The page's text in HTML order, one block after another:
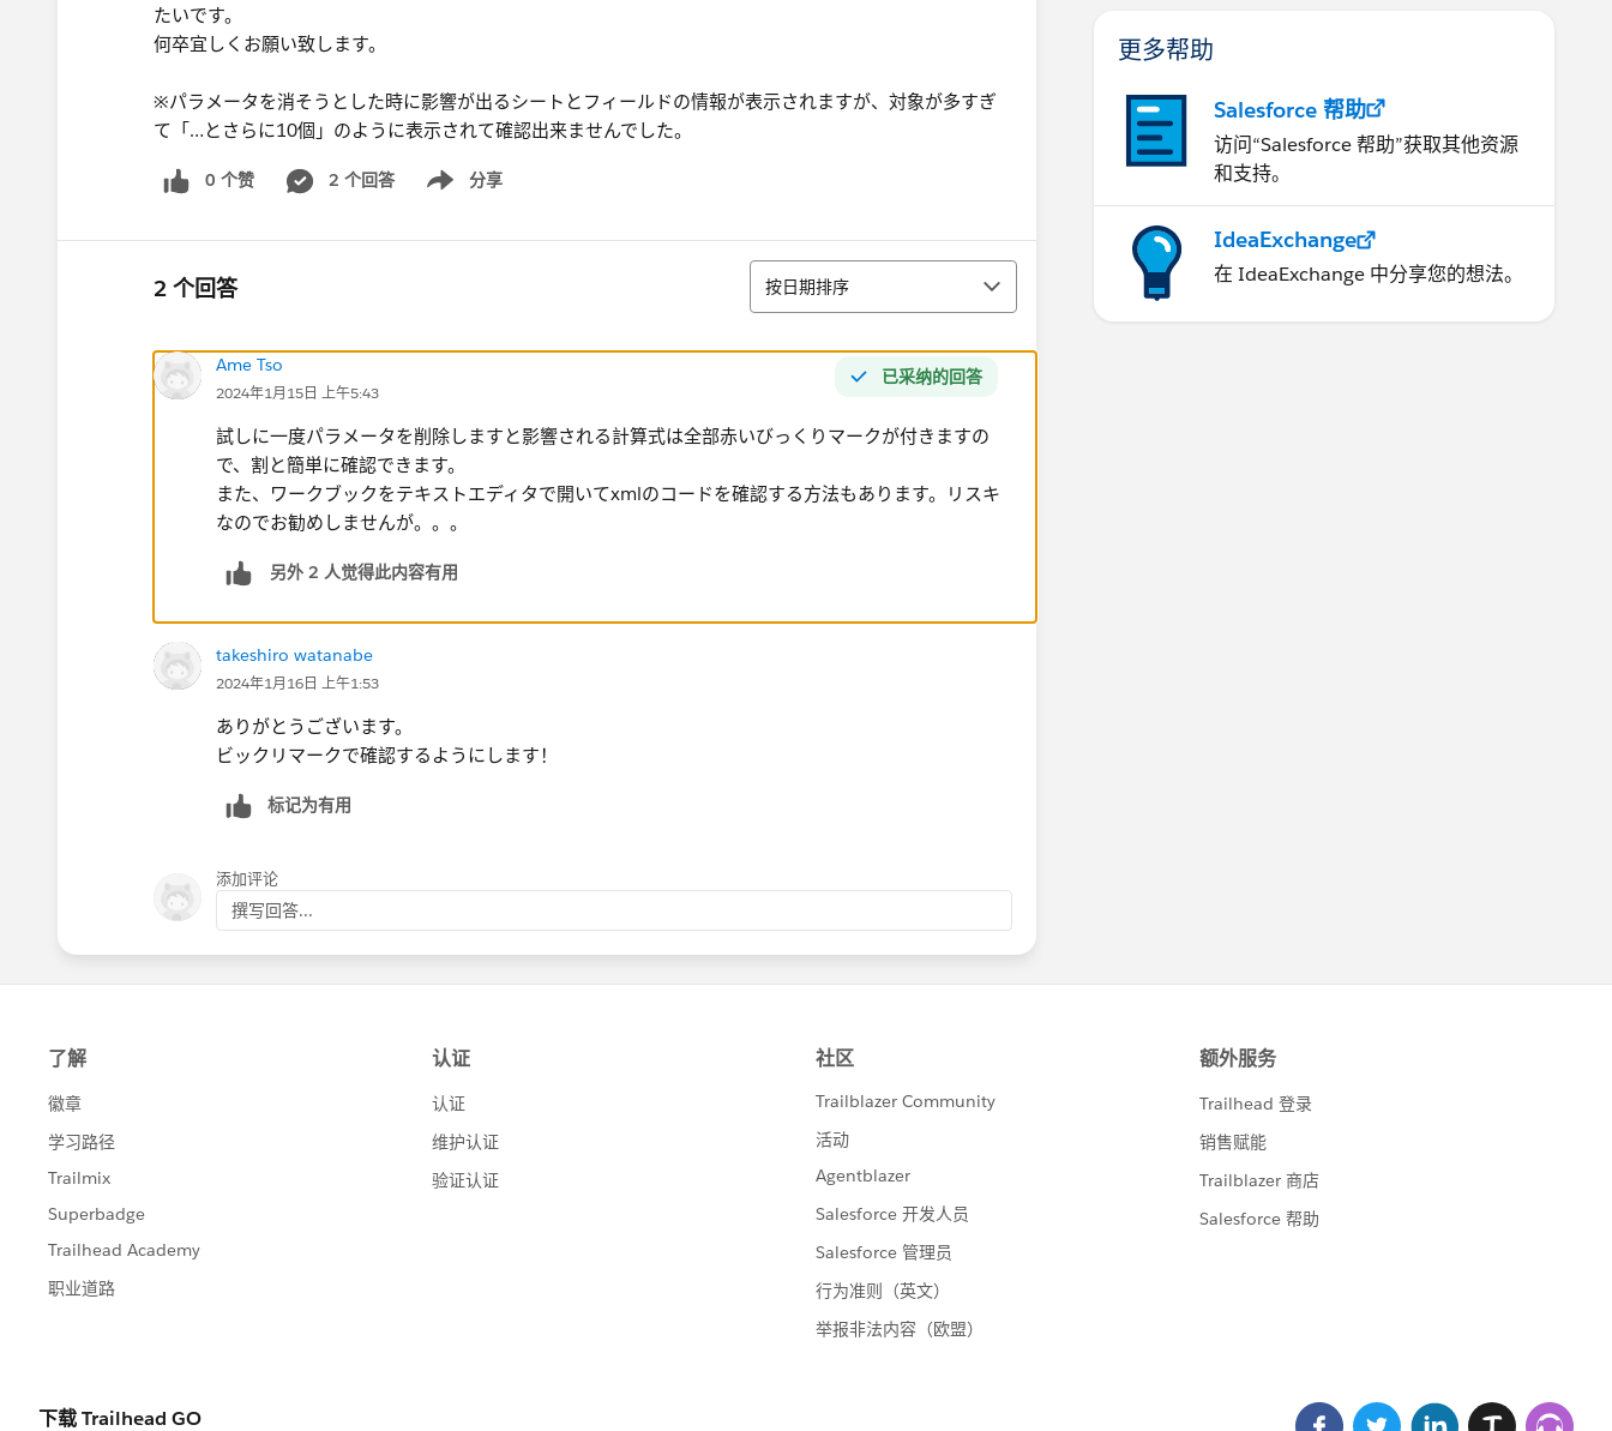
たいです。
何卒宜しくお願い致します。
※パラメータを消そうとした時に影響が出るシートとフィールドの情報が表示されますが、対象が多すぎ
て「…とさらに10個」のように表示されて確認出来ませんでした。
0 个赞 2 个回答 分享
Show menu
2 个回答 排序
按日期排序
已采纳的回答
Ame Tso
2024年1月15日 上午5:43
試しに一度パラメータを削除しますと影響される計算式は全部赤いびっくりマークが付きますの
で、割と簡単に確認できます。
また、ワークブックをテキストエディタで開いてxmlのコードを確認する方法もあります。リスキ
なのでお勧めしませんが。。。
另外 2 人觉得此内容有用
takeshiro watanabe
2024年1月16日 上午1:53
ありがとうございます。
ビックリマークで確認するようにします！​
标记为有用
添加评论
撰写回答...
更多帮助
Salesforce 帮助
访问“Salesforce 帮助”获取其他资源
和支持。
IdeaExchange
在 IdeaExchange 中分享您的想法。